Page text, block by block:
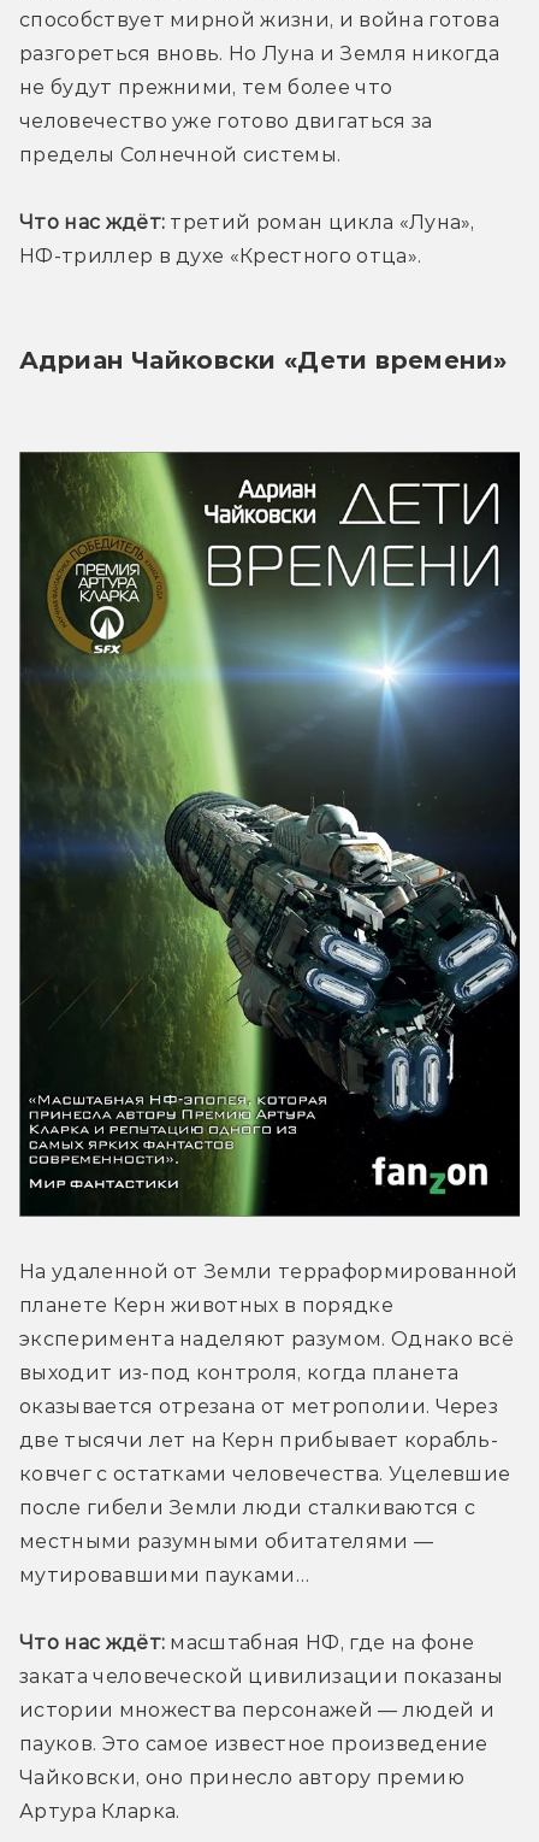
способствует мирной жизни, и война готова
разгореться вновь. Но Луна и Земля никогда
не будут прежними, тем более что
человечество уже готово двигаться за
пределы Солнечной системы.
Что нас ждёт: третий роман цикла «Луна»,
НФ-триллер в духе «Крестного отца».
Адриан Чайковски «Дети времени»
На удаленной от Земли терраформированной
планете Керн животных в порядке
эксперимента наделяют разумом. Однако всё
выходит из-под контроля, когда планета
оказывается отрезана от метрополии. Через
две тысячи лет на Керн прибывает корабль-
ковчег с остатками человечества. Уцелевшие
после гибели Земли люди сталкиваются с
местными разумными обитателями —
мутировавшими пауками…
Что нас ждёт: масштабная НФ, где на фоне
заката человеческой цивилизации показаны
истории множества персонажей — людей и
пауков. Это самое известное произведение
Чайковски, оно принесло автору премию
Артура Кларка.